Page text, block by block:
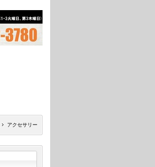
アクセサリー